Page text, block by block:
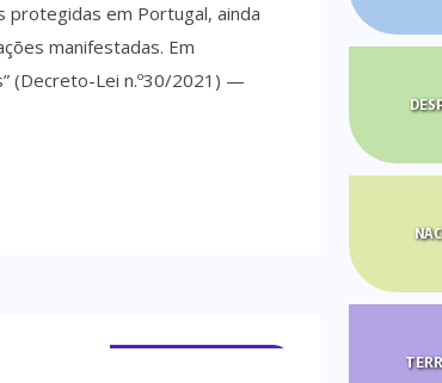
protegidas em Portugal, ainda
manifestadas. Em
(Decreto-Lei n.º30/2021) —